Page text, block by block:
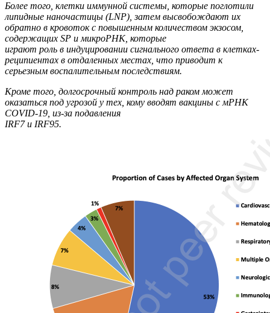
Более того, клетки иммунной системы, которые поглотили
липидные наночастицы (LNP), затем высвобождают их
обратно в кровоток с повышенным количеством экзосом,
содержащих SP и микроРНК, которые
играют роль в индуцировании сигнального ответа в клетках-
реципиентах в отдаленных местах, что приводит к
серьезным воспалительным последствиям.
Кроме того, долгосрочный контроль над раком может
оказаться под угрозой у тех, кому вводят вакцины с мРНК
COVID-19, из-за подавления
IRF7 и IRF95.